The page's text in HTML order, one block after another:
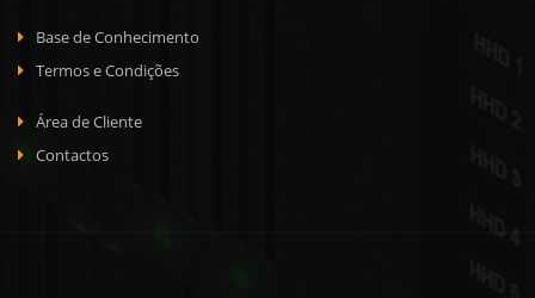
Base de Conhecimento
Termos e Condições
Área de Cliente
Contactos